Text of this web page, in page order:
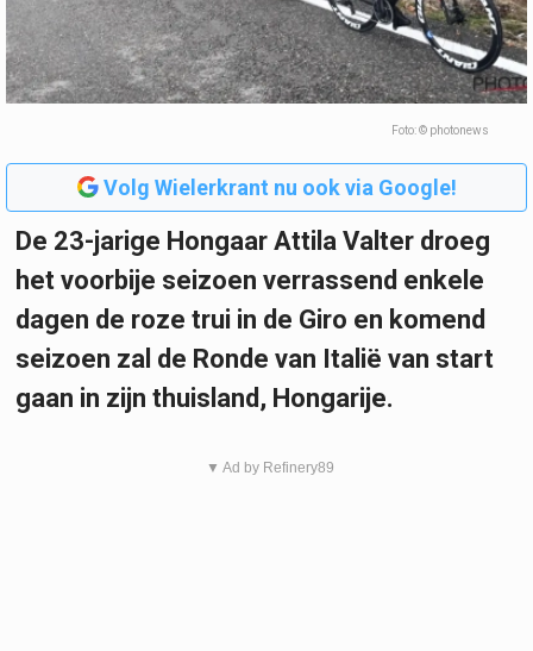
Foto: © photonews
Volg Wielerkrant nu ook via Google!
De 23-jarige Hongaar Attila Valter droeg
het voorbije seizoen verrassend enkele
dagen de roze trui in de Giro en komend
seizoen zal de Ronde van Italië van start
gaan in zijn thuisland, Hongarije.
▼ Ad by Refinery89